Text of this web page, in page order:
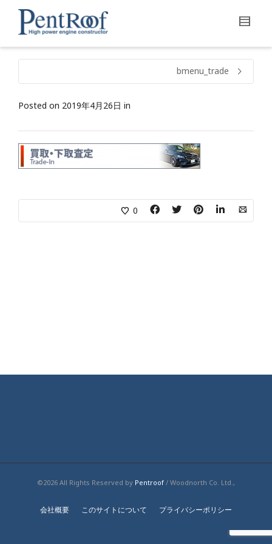
bmenu_trade
Posted on 2019年4月26日 in
0
©2026 All Rights Reserved by Pentroof / Woodnorth Co. Ltd.,
会社概要 このサイトについて プライバシーポリシー